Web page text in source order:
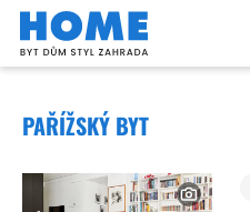
PAŘÍŽSKÝ BYT